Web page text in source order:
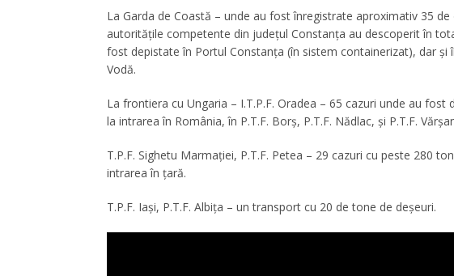
La Garda de Coastă – unde au fost înregistrate aproximativ 35
autorităţile competente din judeţul Constanţa au descoperit în
fost depistate în Portul Constanţa (în sistem containerizat), dar şi
Vodă.
La frontiera cu Ungaria – I.T.P.F. Oradea – 65 cazuri unde au
la intrarea în România, în P.T.F. Borş, P.T.F. Nădlac, şi P.T.F.
T.P.F. Sighetu Marmaţiei, P.T.F. Petea – 29 cazuri cu peste 280
intrarea în ţară.
T.P.F. Iaşi, P.T.F. Albiţa – un transport cu 20 de tone de deșeuri.